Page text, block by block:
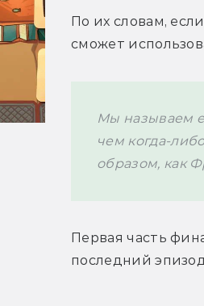
По их словам,
сможет
Мы называем
чем когда-
образом, как
Первая часть
последний